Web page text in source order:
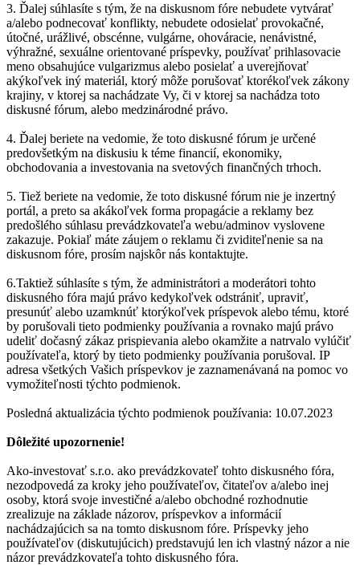
3. Ďalej súhlasíte s tým, že na diskusnom fóre nebudete vytvárať
a/alebo podnecovať konflikty, nebudete odosielať provokačné,
útočné, urážlivé, obscénne, vulgárne, ohováracie, nenávistné,
výhražné, sexuálne orientované príspevky, používať prihlasovacie
meno obsahujúce vulgarizmus alebo posielať a uverejňovať
akýkoľvek iný materiál, ktorý môže porušovať ktorékoľvek zákony
krajiny, v ktorej sa nachádzate Vy, či v ktorej sa nachádza toto
diskusné fórum, alebo medzinárodné právo.
4. Ďalej beriete na vedomie, že toto diskusné fórum je určené
predovšetkým na diskusiu k téme financií, ekonomiky,
obchodovania a investovania na svetových finančných trhoch.
5. Tiež beriete na vedomie, že toto diskusné fórum nie je inzertný
portál, a preto sa akákoľvek forma propagácie a reklamy bez
predošlého súhlasu prevádzkovateľa webu/adminov vyslovene
zakazuje. Pokiaľ máte záujem o reklamu či zviditeľnenie sa na
diskusnom fóre, prosím najskôr nás kontaktujte.
6.Taktiež súhlasíte s tým, že administrátori a moderátori tohto
diskusného fóra majú právo kedykoľvek odstrániť, upraviť,
presunúť alebo uzamknúť ktorýkoľvek príspevok alebo tému, ktoré
by porušovali tieto podmienky používania a rovnako majú právo
udeliť dočasný zákaz prispievania alebo okamžite a natrvalo vylúčiť
používateľa, ktorý by tieto podmienky používania porušoval. IP
adresa všetkých Vašich príspevkov je zaznamenávaná na pomoc vo
vymožiteľnosti týchto podmienok.
Posledná aktualizácia týchto podmienok používania: 10.07.2023
Dôležité upozornenie!
Ako-investovať s.r.o. ako prevádzkovateľ tohto diskusného fóra,
nezodpovedá za kroky jeho používateľov, čitateľov a/alebo inej
osoby, ktorá svoje investičné a/alebo obchodné rozhodnutie
zrealizuje na základe názorov, príspevkov a informácií
nachádzajúcich sa na tomto diskusnom fóre. Príspevky jeho
používateľov (diskutujúcich) predstavujú len ich vlastný názor a nie
názor prevádzkovateľa tohto diskusného fóra.